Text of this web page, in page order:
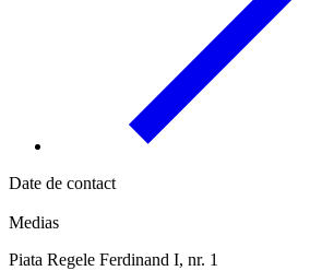
Date de contact
Medias
Piata Regele Ferdinand I, nr. 1